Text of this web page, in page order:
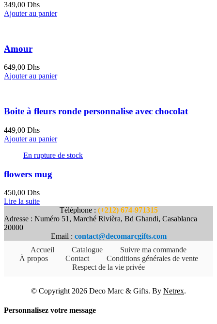
349,00 Dhs
Ajouter au panier
Amour
649,00 Dhs
Ajouter au panier
Boite à fleurs ronde personnalise avec chocolat
449,00 Dhs
Ajouter au panier
En rupture de stock
flowers mug
450,00 Dhs
Lire la suite
Téléphone : (+212) 674-971315
Adresse : Numéro 51, Marché Rivièra, Bd Ghandi, Casablanca
20000
Email : contact@decomarcgifts.com
Accueil
Catalogue
Suivre ma commande
À propos
Contact
Conditions générales de vente
Respect de la vie privée
© Copyright 2026 Deco Marc & Gifts. By Netrex.
Personnalisez votre message